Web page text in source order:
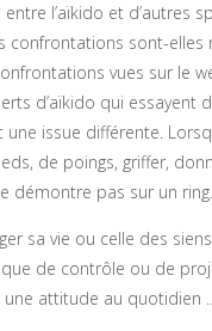
l’aïkido et d’autres
confrontations sont-elles
vues sur le
d’aïkido qui essayent
issue différente.
de poings, griffer,
démontre pas sur un ring.
sa vie ou celle des
de contrôle ou de
une attitude au quotidien